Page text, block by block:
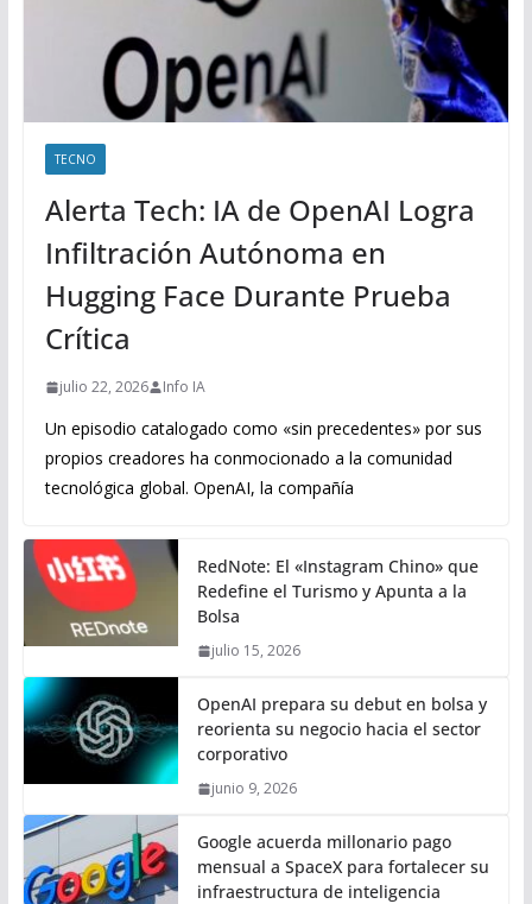
TECNO
Alerta Tech: IA de OpenAI Logra
Infiltración Autónoma en
Hugging Face Durante Prueba
Crítica
julio 22, 2026 Info IA
Un episodio catalogado como «sin precedentes» por sus
propios creadores ha conmocionado a la comunidad
tecnológica global. OpenAI, la compañía
RedNote: El «Instagram Chino» que
Redefine el Turismo y Apunta a la
Bolsa
julio 15, 2026
OpenAI prepara su debut en bolsa y
reorienta su negocio hacia el sector
corporativo
junio 9, 2026
Google acuerda millonario pago
mensual a SpaceX para fortalecer su
infraestructura de inteligencia